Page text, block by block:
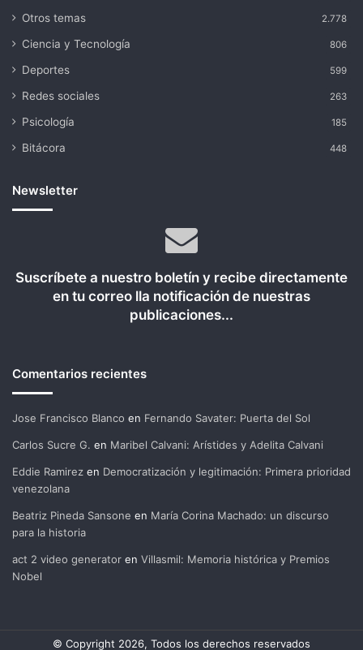
Otros temas 2.778
Ciencia y Tecnología 806
Deportes 599
Redes sociales 263
Psicología 185
Bitácora 448
Newsletter
Suscríbete a nuestro boletín y recibe directamente
en tu correo lla notificación de nuestras
publicaciones...
Comentarios recientes
Jose Francisco Blanco en Fernando Savater: Puerta del Sol
Carlos Sucre G. en Maribel Calvani: Arístides y Adelita Calvani
Eddie Ramirez en Democratización y legitimación: Primera prioridad
venezolana
Beatriz Pineda Sansone en María Corina Machado: un discurso
para la historia
act 2 video generator en Villasmil: Memoria histórica y Premios
Nobel
© Copyright 2026, Todos los derechos reservados